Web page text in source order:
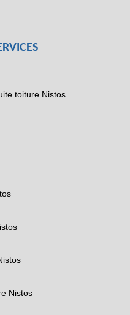
toiture Nistos
Nistos